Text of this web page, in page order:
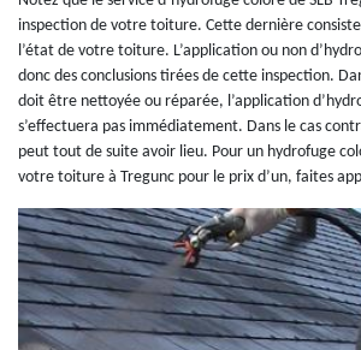
inspection de votre toiture. Cette dernière
l’état de votre toiture. L’application ou non
donc des conclusions tirées de cette inspection.
doit être nettoyée ou réparée, l’application
s’effectuera pas immédiatement. Dans le cas
peut tout de suite avoir lieu. Pour un hydrofuge
votre toiture à Tregunc pour le prix d’un, faites